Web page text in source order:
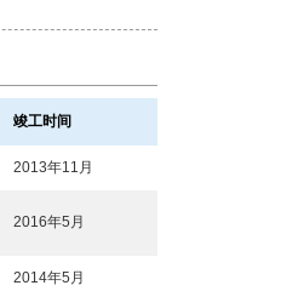
竣工时间
2013年11月
2016年5月
2014年5月